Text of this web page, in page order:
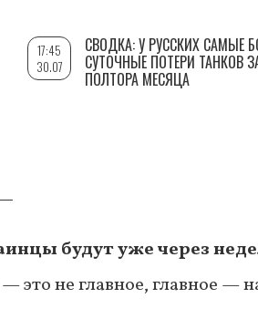
будут уже через
это не главное, главное —
17:45
30.07
СВОДКА: У РУССКИХ САМЫЕ
СУТОЧНЫЕ ПОТЕРИ ТАНКОВ
ПОЛТОРА МЕСЯЦА